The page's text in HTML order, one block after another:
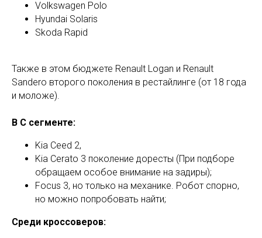
Volkswagen Polo
Hyundai Solaris
Skoda Rapid
Также в этом бюджете Renault Logan и Renault
Sandero второго поколения в рестайлинге (от 18 года
и моложе).
В С сегменте:
Kia Ceed 2,
Kia Cerato 3 поколение доресты (При подборе
обращаем особое внимание на задиры);
Focus 3, но только на механике. Робот спорно,
но можно попробовать найти;
Среди кроссоверов: